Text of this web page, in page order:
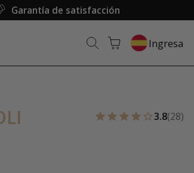
Garantía de satisfacción
Ingresa
3.8(28)